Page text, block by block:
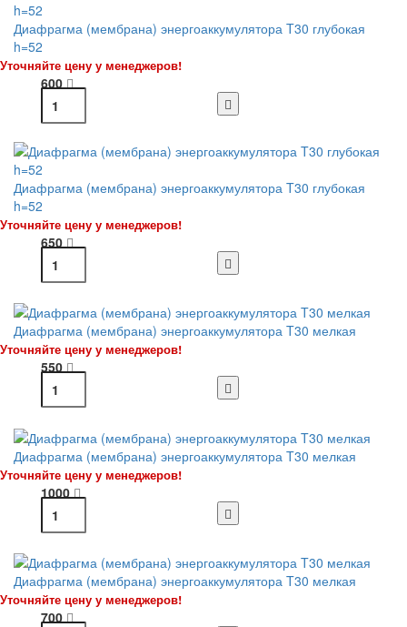
Диафрагма (мембрана) энергоаккумулятора T30 глубокая
h=52
Уточняйте цену у менеджеров!
600
Диафрагма (мембрана) энергоаккумулятора T30 глубокая
h=52
Уточняйте цену у менеджеров!
650
Диафрагма (мембрана) энергоаккумулятора T30 мелкая
Уточняйте цену у менеджеров!
550
Диафрагма (мембрана) энергоаккумулятора T30 мелкая
Уточняйте цену у менеджеров!
1000
Диафрагма (мембрана) энергоаккумулятора T30 мелкая
Уточняйте цену у менеджеров!
700